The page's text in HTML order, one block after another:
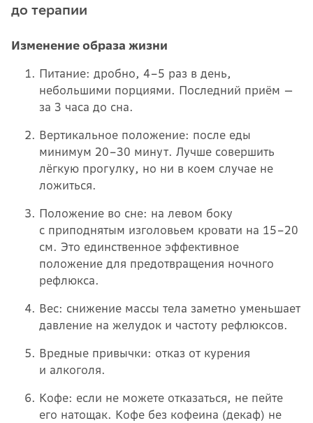
до терапии
Изменение образа жизни
Питание: дробно, 4–5 раз в день,
небольшими порциями. Последний приём —
за 3 часа до сна.
Вертикальное положение: после еды
минимум 20–30 минут. Лучше совершить
лёгкую прогулку, но ни в коем случае не
ложиться.
Положение во сне: на левом боку
с приподнятым изголовьем кровати на 15–20
см. Это единственное эффективное
положение для предотвращения ночного
рефлюкса.
Вес: снижение массы тела заметно уменьшает
давление на желудок и частоту рефлюксов.
Вредные привычки: отказ от курения
и алкоголя.
Кофе: если не можете отказаться, не пейте
его натощак. Кофе без кофеина (декаф) не